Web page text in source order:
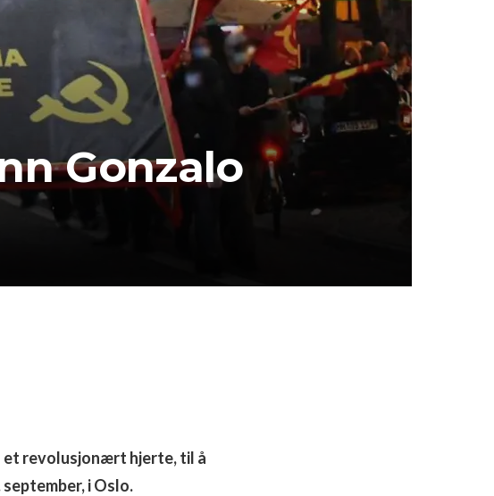
Gonzalo
et revolusjonært hjerte, til å
i Oslo.